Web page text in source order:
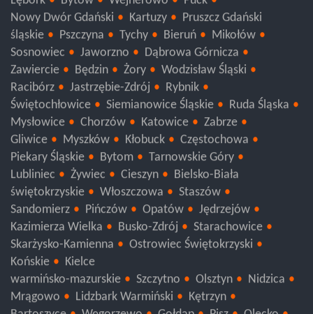
Lębork
Bytów Wejherowo
Puck
Nowy Dwór Gdański
Kartuzy
Pruszcz Gdański
śląskie
Pszczyna Tychy Bieruń
Mikołów
Sosnowiec
Jaworzno
Dąbrowa Górnicza
Zawiercie
Będzin Żory
Wodzisław Śląski
Racibórz
Jastrzębie-Zdrój
Rybnik
Świętochłowice
Siemianowice Śląskie
Ruda Śląska
Mysłowice
Chorzów Katowice
Zabrze
Gliwice
Myszków Kłobuck
Częstochowa
Piekary Śląskie
Bytom
Tarnowskie Góry
Lubliniec
Żywiec Cieszyn
Bielsko-Biała
świętokrzyskie
Włoszczowa
Staszów
Sandomierz
Pińczów Opatów
Jędrzejów
Kazimierza Wielka
Busko-Zdrój
Starachowice
Skarżysko-Kamienna
Ostrowiec Świętokrzyski
Końskie
Kielce
warmińsko-mazurskie
Szczytno Olsztyn
Nidzica
Mrągowo
Lidzbark Warmiński
Kętrzyn